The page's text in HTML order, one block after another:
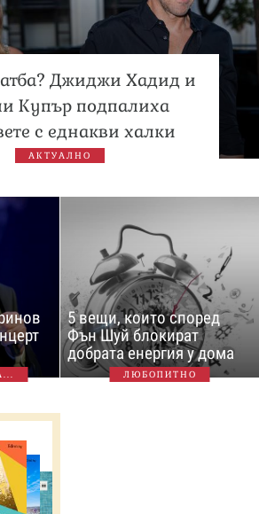
Джиджи Хадид и
Купър подпалиха
с еднакви халки
АКТУАЛНО
5 вещи, които според
Фън Шуй блокират
добрата енергия у дома
ЛЮБОПИТНО